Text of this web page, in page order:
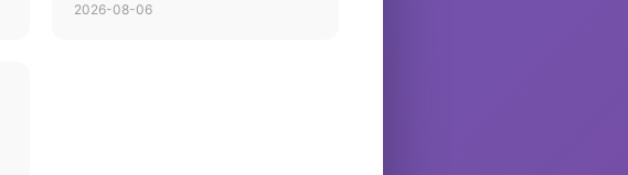
2026-08-06